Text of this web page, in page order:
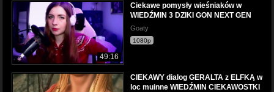
49:16
Ciekawe pomysły wieśniaków w
WIEDŹMIN 3 DZIKI GON NEXT GEN
Goaty
1080p
CIEKAWY dialog GERALTA z ELFKĄ w
loc muinne WIEDŹMIN CIEKAWOSTKI